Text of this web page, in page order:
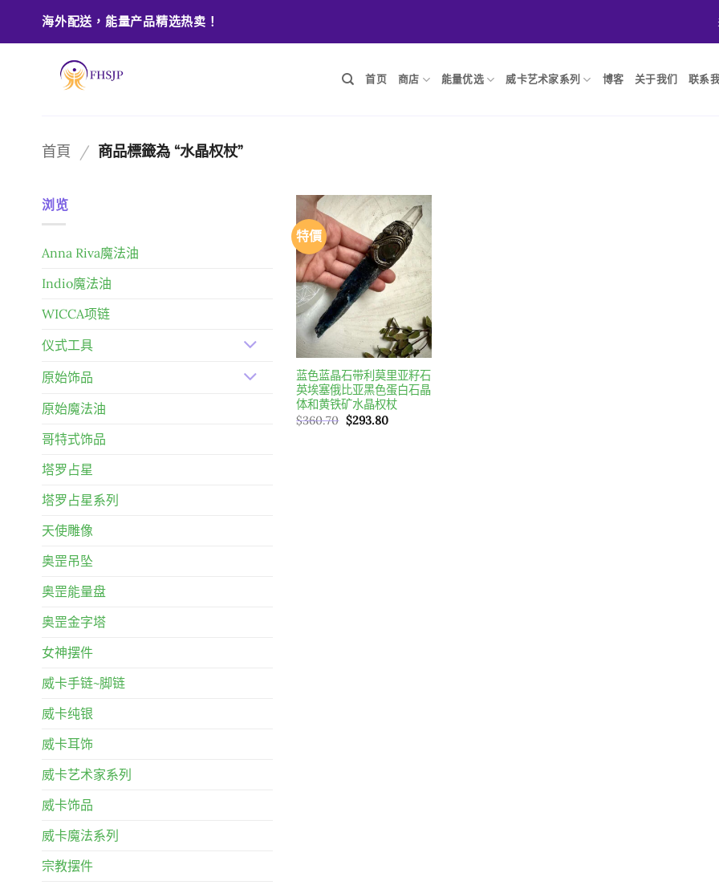
海外配送，能量产品精选热卖！
首页 商店 能量优选 威卡艺术家系列 博客 关于我们 联系
首頁 / 商品標籤為 “水晶权杖”
浏览
Anna Riva魔法油
Indio魔法油
WICCA项链
仪式工具
原始饰品
原始魔法油
哥特式饰品
塔罗占星
塔罗占星系列
天使雕像
奥罡吊坠
奥罡能量盘
奥罡金字塔
女神摆件
威卡手链~脚链
威卡纯银
威卡耳饰
威卡艺术家系列
威卡饰品
威卡魔法系列
宗教摆件
特價
Add to
wishlist
蓝色蓝晶石带利莫里亚籽石
英埃塞俄比亚黑色蛋白石晶
体和黄铁矿水晶权杖
$360.70 原
始
$293.80目